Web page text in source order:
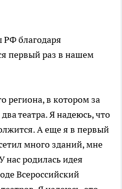
РФ благодаря
первый раз в нашем
региона, в котором за
театра. Я надеюсь, что
А еще я в первый
много зданий, мне
нас родилась идея
Всероссийский